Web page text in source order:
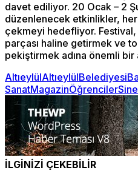
davet ediliyor. 20 Ocak – 2
düzenlenecek etkinlikler,
çekmeyi hedefliyor. Festival,
parçası haline getirmek ve
pekiştirmek adına önemli bir
AltıeylülAltıeylülBelediyesi
SanatMagazinÖğrenciler
İLGİNİZİ ÇEKEBİLİR